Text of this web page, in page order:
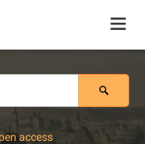
access